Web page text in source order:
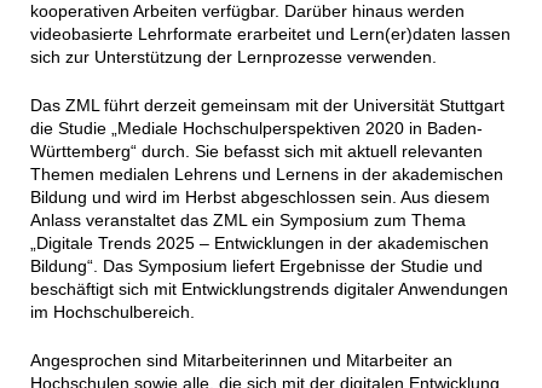
kooperativen Arbeiten verfügbar. Darüber hinaus werden
videobasierte Lehrformate erarbeitet und Lern(er)daten lassen
sich zur Unterstützung der Lernprozesse verwenden.
Das ZML führt derzeit gemeinsam mit der Universität Stuttgart
die Studie „Mediale Hochschulperspektiven 2020 in Baden-
Württemberg“ durch. Sie befasst sich mit aktuell relevanten
Themen medialen Lehrens und Lernens in der akademischen
Bildung und wird im Herbst abgeschlossen sein. Aus diesem
Anlass veranstaltet das ZML ein Symposium zum Thema
„Digitale Trends 2025 – Entwicklungen in der akademischen
Bildung“. Das Symposium liefert Ergebnisse der Studie und
beschäftigt sich mit Entwicklungstrends digitaler Anwendungen
im Hochschulbereich.
Angesprochen sind Mitarbeiterinnen und Mitarbeiter an
Hochschulen sowie alle, die sich mit der digitalen Entwicklung